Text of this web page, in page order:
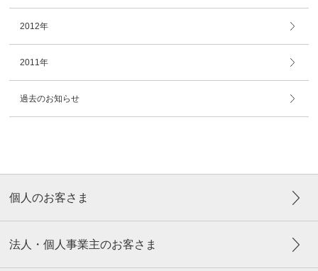
2012年
2011年
過去のお知らせ
個人のお客さま
法人・個人事業主のお客さま